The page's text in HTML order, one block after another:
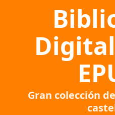
Gran colección